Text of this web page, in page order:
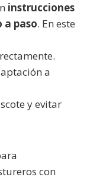
instrucciones
a paso. En este
a
y evitar
con